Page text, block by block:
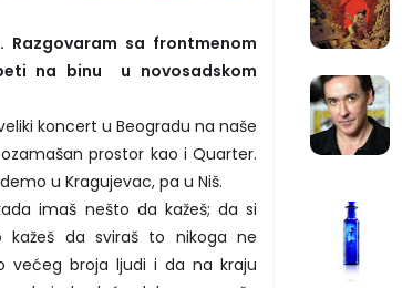
Razgovaram sa frontmenom
na binu u novosadskom
koncert u Beogradu na naše
prostor kao i Quarter.
u Kragujevac, pa u Niš.
imaš nešto da kažeš; da si
kažeš da sviraš to nikoga ne
većeg broja ljudi i da na kraju